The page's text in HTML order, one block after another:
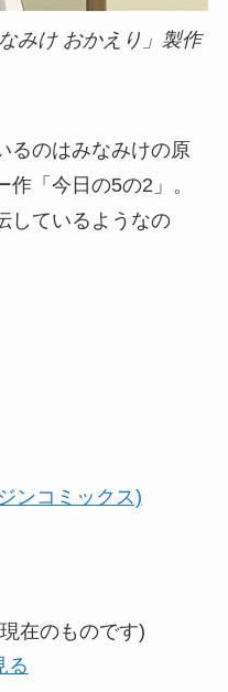
みけ おかえり」製作
るのはみなみけの原
「今日の5の2」。
しているようなの
ンコミックス)
在のものです)
る